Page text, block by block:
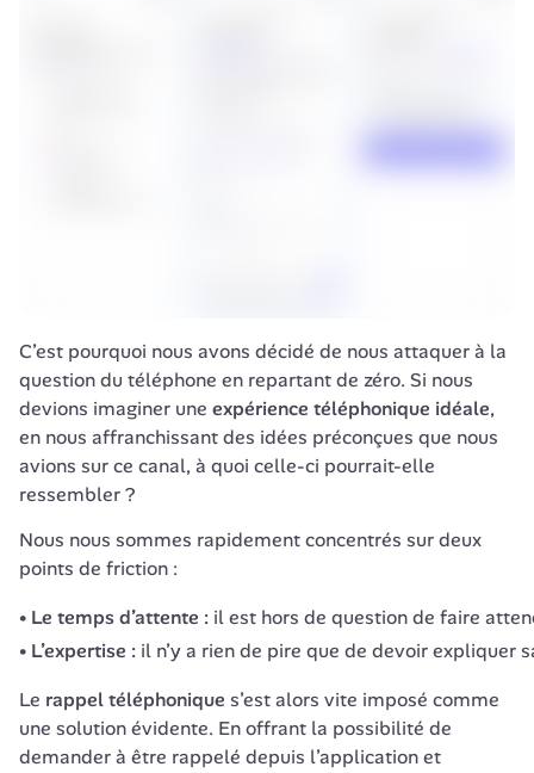
C’est pourquoi nous avons décidé de nous attaquer à la
question du téléphone en repartant de zéro. Si nous
devions imaginer une expérience téléphonique idéale,
en nous affranchissant des idées préconçues que nous
avions sur ce canal, à quoi celle-ci pourrait-elle
ressembler ?
Nous nous sommes rapidement concentrés sur deux
points de friction :
Le temps d’attente : il est hors de question de faire
L’expertise : il n’y a rien de pire que de devoir expliquer
Le rappel téléphonique s’est alors vite imposé comme
une solution évidente. En offrant la possibilité de
demander à être rappelé depuis l’application et